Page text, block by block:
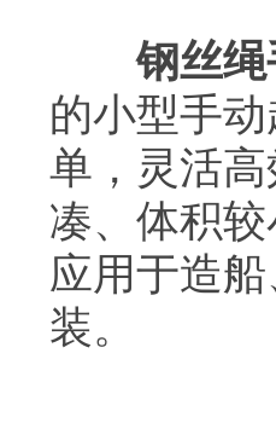
钢丝绳
的小型手
单，灵活
凑、体积
应用于造
装。